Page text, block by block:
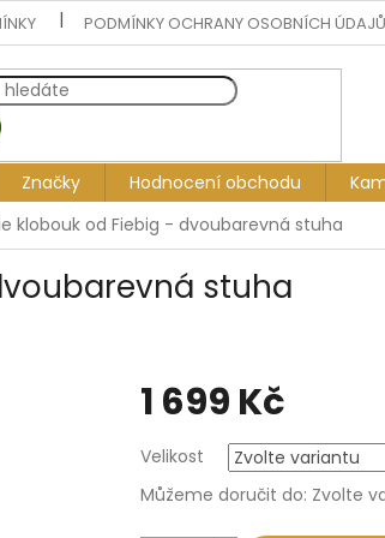
PODMÍNKY OCHRANY OSOBNÍCH ÚDAJŮ
Značky Hodnocení obchodu
klobouk od Fiebig - dvoubarevná stuha
stuha
1 699 Kč
cena:
Velikost
Můžeme doručit do: Zvolte